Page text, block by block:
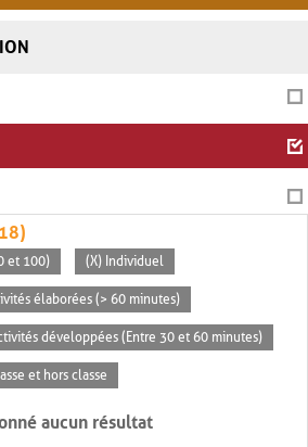
et 100) (X) Individuel
élaborées (> 60 minutes)
développées (Entre 30 et 60 minutes)
et hors classe
aucun résultat